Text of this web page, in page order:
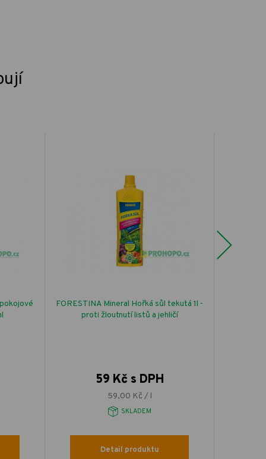
FORESTINA Mineral Hořká sůl tekutá 1l -
proti žloutnutí listů a jehličí
59 Kč s DPH
59,00 Kč / l
SKLADEM
Detail produktu
Next